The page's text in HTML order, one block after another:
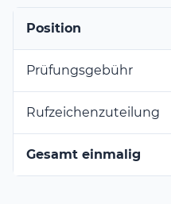
Position
Prüfungsgebühr
Rufzeichenzuteilung
Gesamt einmalig